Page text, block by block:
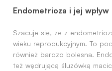
Endometrioza i jej wpływ
Szacuje się, że z
wieku reprodukcyjnym. To
również bardzo bolesna.
też wędrującą śluzówką